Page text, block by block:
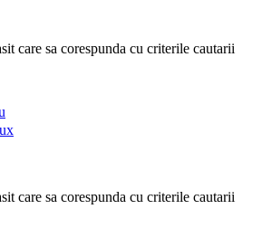
care sa corespunda cu criterile cautarii
care sa corespunda cu criterile cautarii